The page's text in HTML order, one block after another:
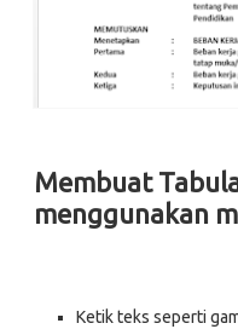
Membuat
menggunakan
Ketik teks seperti